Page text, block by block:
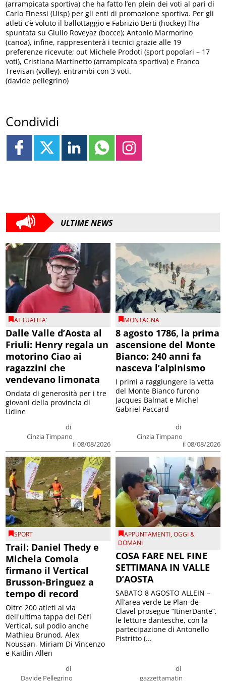
(arrampicata sportiva) che ha fatto l’en plein dei voti al pari di
Carlo Finessi (Uisp) per gli enti di promozione sportiva. Per gli
atleti c’è voluto il ballottaggio e Fabrizio Berti (hockey) l’ha
spuntata su Giulio Roveyaz (bocce); Antonio Marmorino
(canoa), infine, rappresenterà i tecnici grazie alle 19
preferenze ricevute; out Michele Prodoti (sport popolari – 17
voti), Cristiana Martinetto (arrampicata sportiva) e Franco
Trevisan (volley), entrambi con 3 voti.
(davide pellegrino)
Condividi
ULTIME NEWS
ATTUALITA'
Dalle Valle d’Aosta al
Friuli: Henry regala un
motorino Ciao ai
ragazzini che
vendevano limonata
di
Cinzia Timpano
il 08/08/2026
Ondata di generosità per i tre
giovani della provincia di
Udine
MONTAGNA
8 agosto 1786, la prima
ascensione del Monte
Bianco: 240 anni fa
nasceva l’alpinismo
di
Cinzia Timpano
il 08/08/2026
I primi a raggiungere la vetta
del Monte Bianco furono
Jacques Balmat e Michel
Gabriel Paccard
SPORT
Trail: Daniel Thedy e
Michela Comola
firmano il Vertical
Brusson-Bringuez a
tempo di record
di
Davide Pellegrino
Oltre 200 atleti al via
dell'ultima tappa del Défì
Vertical, sul podio anche
Mathieu Brunod, Alex
Noussan, Miriam Di Vincenzo
e Kaitlin Allen
APPUNTAMENTI,OGGI &
DOMANI
COSA FARE NEL FINE
SETTIMANA IN VALLE
D’AOSTA
di
gazzettamatin
SABATO 8 AGOSTO ALLEIN –
All’area verde Le Plan-de-
Clavel prosegue “ItinerDante”,
le letture dantesche, con la
partecipazione di Antonello
Pistritto (...